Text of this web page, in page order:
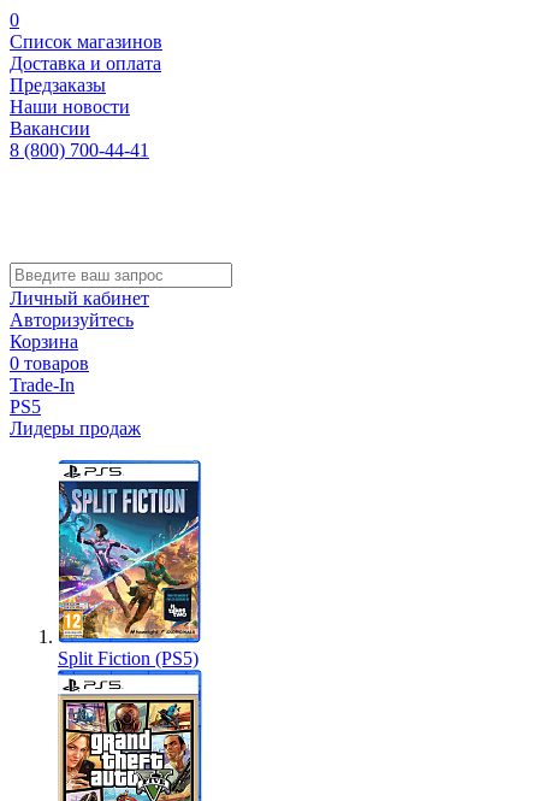
0
Список магазинов
Доставка и оплата
Предзаказы
Наши новости
Вакансии
8 (800) 700-44-41
Личный кабинет
Авторизуйтесь
Корзина
0 товаров
Trade-In
PS5
Лидеры продаж
Split Fiction (PS5)